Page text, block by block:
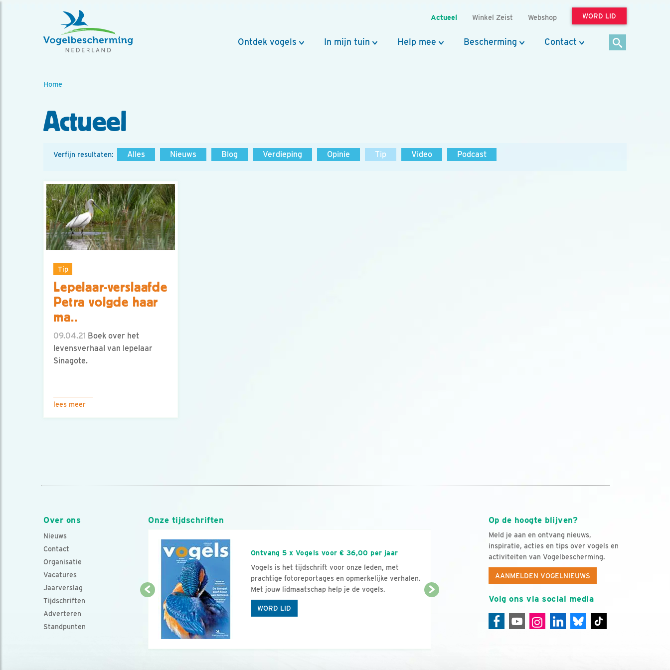
Actueel Winkel Zeist Webshop WORD LID
Ontdek vogels In mijn tuin Help mee Bescherming Contact
Home
Actueel
Verfijn resultaten: Alles Nieuws Blog Verdieping Opinie Tip Video Podcast
Tip
Lepelaar-verslaafde
Petra volgde haar
ma..
09.04.21 Boek over het
levensverhaal van lepelaar
Sinagote.
lees meer
Over ons
Nieuws
Contact
Organisatie
Vacatures
Jaarverslag
Tijdschriften
Adverteren
Standpunten
Op de hoogte blijven?
Meld je aan en ontvang nieuws,
inspiratie, acties en tips over vogels en
activiteiten van Vogelbescherming.
AANMELDEN VOGELNIEUWS
Volg ons via social media
Onze tijdschriften
Ontvang 5 x Vogels voor € 36,00 per jaar
Vogels is het tijdschrift voor onze leden, met
prachtige fotoreportages en opmerkelijke verhalen.
Met jouw lidmaatschap help je de vogels.
WORD LID